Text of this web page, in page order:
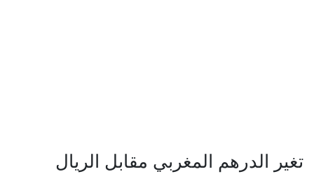
تغير الدرهم المغربي مقابل الريال